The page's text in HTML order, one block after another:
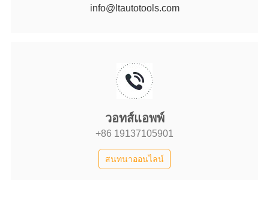
info@ltautotools.com
วอทส์แอพพ์
+86 19137105901
สนทนาออนไลน์